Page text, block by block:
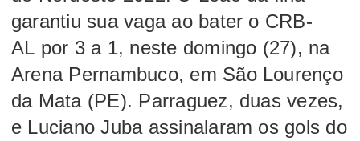
garantiu sua vaga ao bater o CRB-
AL por 3 a 1, neste domingo (27), na
Arena Pernambuco, em São Lourenço
da Mata (PE). Parraguez, duas vezes,
e Luciano Juba assinalaram os gols do